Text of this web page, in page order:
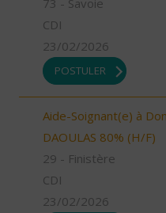
73 - Savoie
CDI
23/02/2026
POSTULER
Aide-Soignant(e) à
DAOULAS 80% (H/F)
29 - Finistère
CDI
23/02/2026